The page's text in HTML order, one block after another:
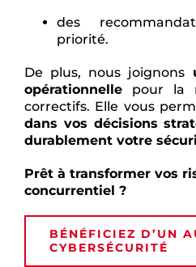
des
priorité.
De plus, nous joignons
opérationnellepour la
correctifs. Elle vous
dans vos décisions
durablement votre
Prêt à transformer vos
concurrentiel ?
BÉNÉFICIEZ D’UN
CYBERSÉCURITÉ